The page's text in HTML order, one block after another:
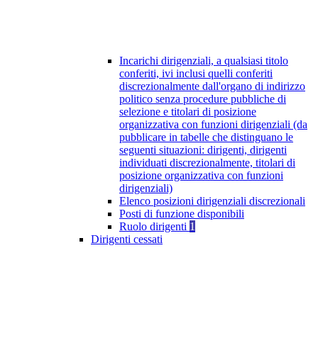
Incarichi dirigenziali, a qualsiasi titolo
conferiti, ivi inclusi quelli conferiti
discrezionalmente dall'organo di indirizzo
politico senza procedure pubbliche di
selezione e titolari di posizione
organizzativa con funzioni dirigenziali (da
pubblicare in tabelle che distinguano le
seguenti situazioni: dirigenti, dirigenti
individuati discrezionalmente, titolari di
posizione organizzativa con funzioni
dirigenziali)
Elenco posizioni dirigenziali discrezionali
Posti di funzione disponibili
Ruolo dirigenti 1
Dirigenti cessati